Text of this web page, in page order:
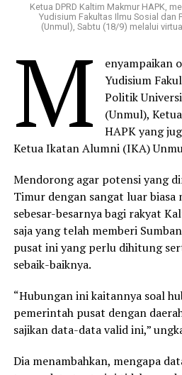
Ketua DPRD Kaltim Makmur HAPK,
Yudisium Fakultas Ilmu Sosial dan
(Unmul), Sabtu (18/9) melalui
M
enyampaikan
Yudisium
Politik
(Unmul),
HAPK yang
Ketua Ikatan Alumni (IKA)
Mendorong agar potensi yang
Timur dengan sangat luar biasa
sebesar-besarnya bagi rakyat
saja yang telah memberi
pusat ini yang perlu dihitung
sebaik-baiknya.
“Hubungan ini kaitannya soal
pemerintah pusat dengan
sajikan data-data valid ini,”
Dia menambahkan, mengapa